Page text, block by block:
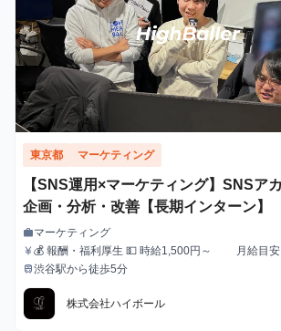
東京都 マーケティング
【SNS運用×マーケティング】SNSア
企画・分析・改善【長期インターン】
職種
workマーケティング
給与
currency_yen💰 報酬・福利厚生 💵 時給1,500円～ 月給目安
300,000円 ✅ スキル・実績に応じて昇給あり！（
┗ 渋谷周辺に住んでいる or 住む予定のメンバー
給！ 📚️休学中の希望者には、休学費用の全額負担
最寄駅
train渋谷駅から徒歩5分
株式会社ハイボール